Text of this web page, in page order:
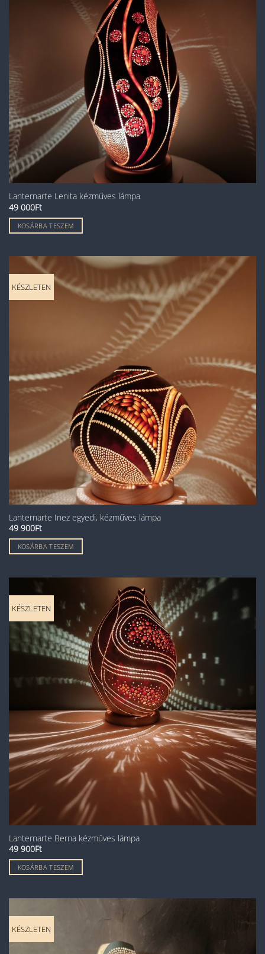
Lanternarte Lenita kézműves lámpa
49 000Ft
KOSÁRBA TESZEM
KÉSZLETEN
Lanternarte Inez egyedi, kézműves lámpa
49 900Ft
KOSÁRBA TESZEM
KÉSZLETEN
Lanternarte Berna kézműves lámpa
49 900Ft
KOSÁRBA TESZEM
KÉSZLETEN